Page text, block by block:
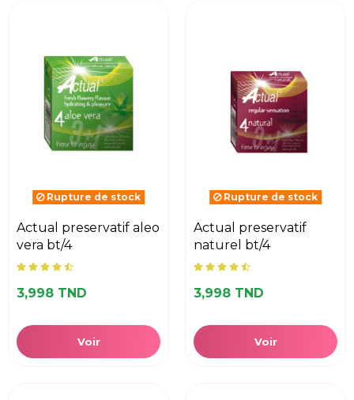
Rupture de stock
actual preservatif aleo
vera bt/4
3,998 TND
Voir
Rupture de stock
actual preservatif
naturel bt/4
3,998 TND
Voir